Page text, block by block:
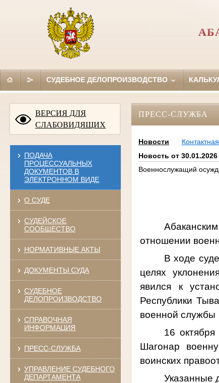
СУДЕБНОЕ ДЕЛОПРОИЗВОДСТВО
ВЕРСИЯ ДЛЯ
СЛАБОВИДЯЩИХ
ПОДАЧА
ПРОЦЕССУАЛЬНЫХ
ДОКУМЕНТОВ В
ЭЛЕКТРОННОМ ВИДЕ
О СУДЕ
СУДЕЙСКОЕ
СООБЩЕСТВО
НОРМАТИВНЫЕ АКТЫ
ДОКУМЕНТЫ СУДА
СУДЕБНОЕ
ДЕЛОПРОИЗВОДСТВО
СПРАВОЧНАЯ
ИНФОРМАЦИЯ
ПРЕСС-СЛУЖБА
УПРАВЛЕНИЕ СУДЕБНОГО
ДЕПАРТАМЕНТА
ПРЕСС-СЛУЖБА
Новости
Новость от 30.01.2026
Военнослужащий
отношении
В ходе
целях
явился к
Республики
военной службы
16
Шагонар
воинских
Указанные